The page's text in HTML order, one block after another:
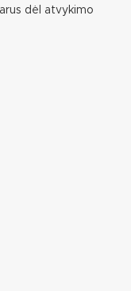
dėl atvykimo